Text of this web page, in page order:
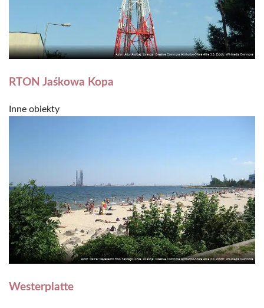
RTON Jaśkowa Kopa
Inne obiekty
Westerplatte